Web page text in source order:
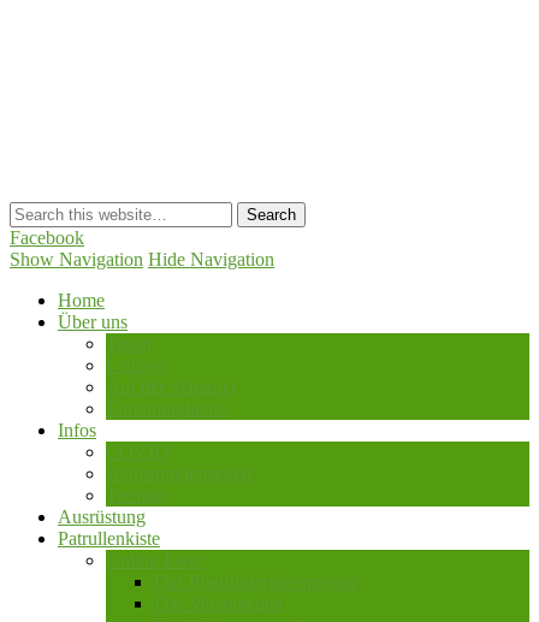
Trupp Rauhenstein
Facebook
Show Navigation Hide Navigation
Home
Über uns
Trupp
Leitung
Auf der Schaufel
Ehrenmitglieder
Infos
COVID
Heimstundenzeiten
Termine
Ausrüstung
Patrullenkiste
Online Joker
Das PfadfinderInnengesetz
Das Versprechen